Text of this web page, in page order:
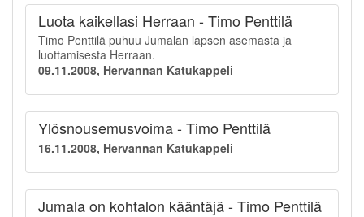
Luota kaikellasi Herraan - Timo Penttilä
Timo Penttilä puhuu Jumalan lapsen asemasta ja
luottamisesta Herraan.
09.11.2008, Hervannan Katukappeli
Ylösnousemusvoima - Timo Penttilä
16.11.2008, Hervannan Katukappeli
Jumala on kohtalon kääntäjä - Timo Penttilä